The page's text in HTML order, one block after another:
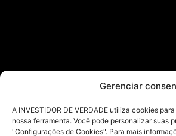
Gerenciar
A INVESTIDOR DE VERDADE utiliza cookies
nossa ferramenta. Você pode personalizar suas
"Configurações de Cookies". Para mais